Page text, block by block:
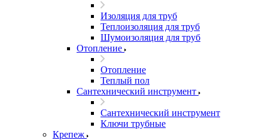
Изоляция для труб
Теплоизоляция для труб
Шумоизоляция для труб
Отопление
Отопление
Теплый пол
Сантехнический инструмент
Сантехнический инструмент
Ключи трубные
Крепеж